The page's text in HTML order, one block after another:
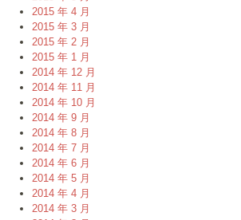
2015 年 4 月
2015 年 3 月
2015 年 2 月
2015 年 1 月
2014 年 12 月
2014 年 11 月
2014 年 10 月
2014 年 9 月
2014 年 8 月
2014 年 7 月
2014 年 6 月
2014 年 5 月
2014 年 4 月
2014 年 3 月